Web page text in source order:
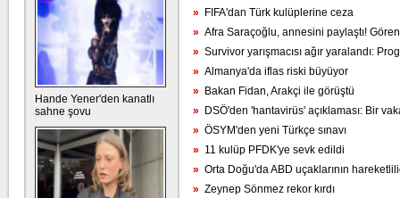
Hande Yener'den kanatlı
sahne şovu
» FIFA'dan Türk kulüplerine ceza
» Afra Saraçoğlu, annesini paylaştı!
» Survivor yarışmacısı ağır yaralandı:
» Almanya'da iflas riski büyüyor
» Bakan Fidan, Arakçi ile görüştü
» DSÖ'den 'hantavirüs' açıklaması: Bir
» ÖSYM'den yeni Türkçe sınavı
» 11 kulüp PFDK'ye sevk edildi
» Orta Doğu'da ABD uçaklarının
» Zeynep Sönmez rekor kırdı